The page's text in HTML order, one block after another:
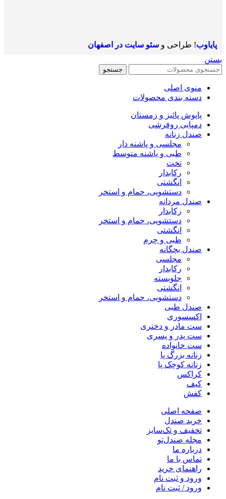
پایاوب! طراحی و سئو سایت در اصفهان
بستن
جستجو
منوی اصلی
دسته بندی محصولات
پاپوش پائیز و زمستان
دمپایی روفرشی
صندل زنانه
مجلسی و پاشنه دار
طبی و پاشنه متوسط
تخت
رکابدار
انگشتی
دستشویی، حمام و استخر
صندل مردانه
رکابدار
دستشویی، حمام و استخر
انگشتی
طبی و چرم
صندل بچگانه
مجلسی
رکابدار
جلوبسته
انگشتی
دستشویی، حمام و استخر
صندل طبی
اکسسوری
ست مادر و دختری
ست پدر و پسری
ست خانواده
زنانه بزرگ پا
زنانه کوچک پا
کراکس
کیف
کفش
صفحه اصلی
خرید صندل
تخفیف و تک‌سایز
مجله صندل‌تو
درباره ما
تماس با ما
راهنمای خرید
ورود و ثبت نام
ورود / ثبت نام